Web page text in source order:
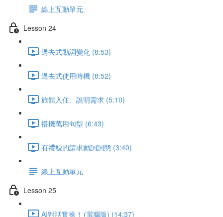
線上互動單元
Lesson 24
過去式動詞變化 (8:53)
過去式使用時機 (8:52)
旅館入住、說明需求 (5:10)
搭機萬用句型 (6:43)
有禮貌的請求動詞詞態 (3:40)
線上互動單元
Lesson 25
AI對話實操 1 (電腦版) (14:37)